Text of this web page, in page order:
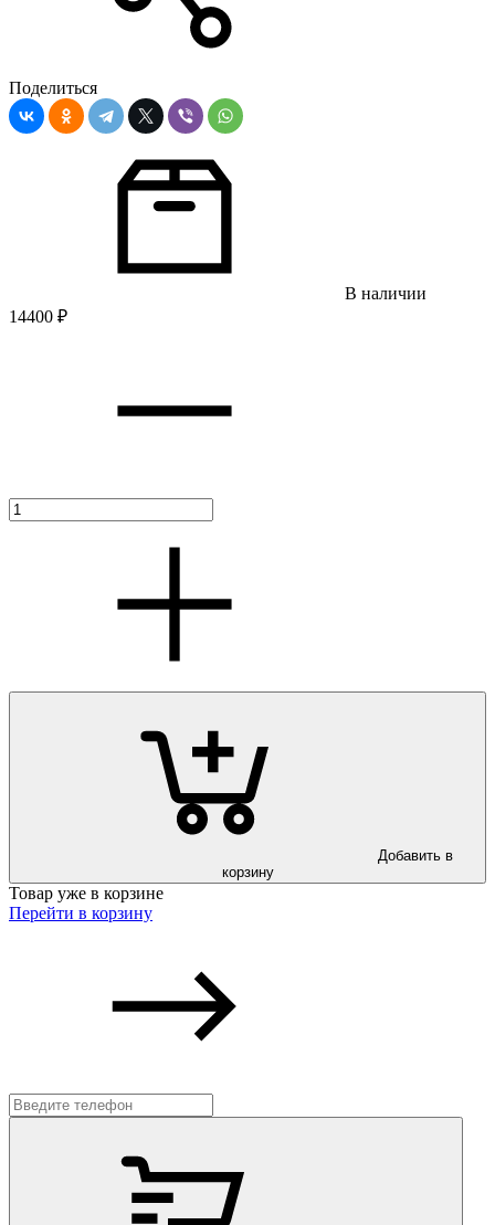
Поделиться
В наличии
14400 ₽
корзину
Товар уже в корзине
Перейти в корзину